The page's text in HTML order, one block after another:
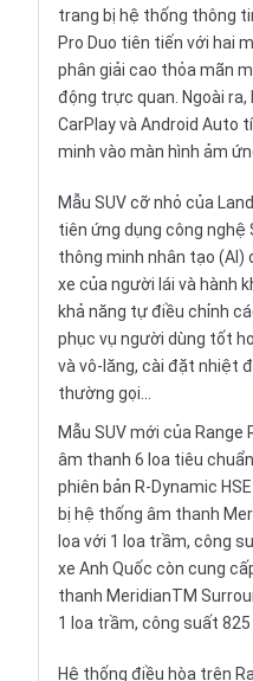
trang bị hệ thống thông
Pro Duo tiên tiến với hai
phân giải cao thỏa mãn
động trực quan. Ngoài
CarPlay và Android Auto
minh vào màn hình ảm
Mẫu SUV cỡ nhỏ của
tiên ứng dụng công
thông minh nhân tạo (AI)
xe của người lái và hành
khả năng tự điều chỉnh
phục vụ người dùng tốt
và vô-lăng, cài đặt nhiệt
thường gọi...
Mẫu SUVmới của Range
âm thanh 6 loa tiêu
phiên bản R-Dynamic
bị hệ thống âm thanh
loa với 1 loa trầm, công
xe Anh Quốc còn cung
thanh MeridianTM
1 loa trầm, công suất
Hệ thống điều hòa trên